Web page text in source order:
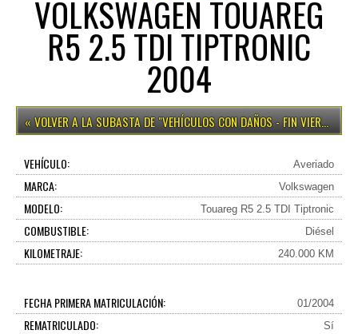
VOLKSWAGEN TOUAREG
R5 2.5 TDI TIPTRONIC
2004
VEHÍCULOS CON DAÑOS - FIN VIERNES 15H
VEHÍCULO: Averiado
MARCA: Volkswagen
MODELO: Touareg R5 2.5 TDI Tiptronic
COMBUSTIBLE: Diésel
KILOMETRAJE: 240.000 KM
FECHA PRIMERA MATRICULACIÓN: 01/2004
REMATRICULADO: Sí